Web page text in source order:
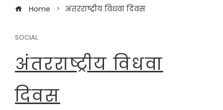
Home अंतरराष्ट्रीय विधवा दिवस
SOCIAL
अंतरराष्ट्रीय विधवा
दिवस